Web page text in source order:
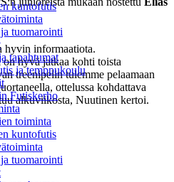
kuntofutis
tuomarointi
tapahtumat
ja temppukoulu
Futiskerho
toiminta
kuntofutis
tuomarointi
hyvin informaatiota.
on hyvä jatkaa kohti toista
treenipelin tulemme pelaamaan
ottelussa kohdattava
alkuviikosta, Nuutinen kertoi.